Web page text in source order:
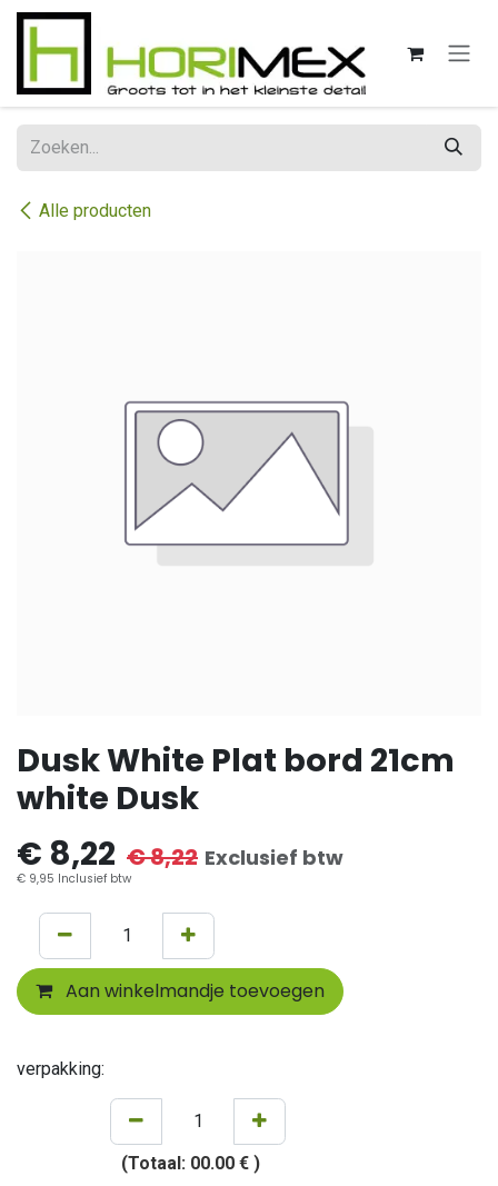
Overslaan naar inhoud
Alle producten
Dusk White Plat bord 21cm
white Dusk
€ 8,22 €8,22 Exclusief btw
€ 9,95 Inclusief btw
Aan winkelmandje toevoegen
verpakking:
(Totaal: 00.00 € )